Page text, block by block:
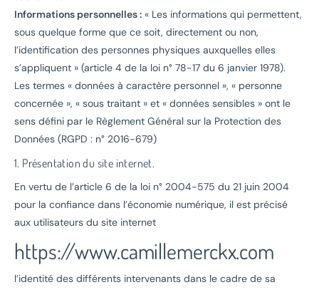
Informations personnelles : « Les informations qui permettent,
sous quelque forme que ce soit, directement ou non,
l’identification des personnes physiques auxquelles elles
s’appliquent » (article 4 de la loi n° 78-17 du 6 janvier 1978).
Les termes « données à caractère personnel », « personne
concernée », « sous traitant » et « données sensibles » ont le
sens défini par le Règlement Général sur la Protection des
Données (RGPD : n° 2016-679)
1. Présentation du site internet.
En vertu de l’article 6 de la loi n° 2004-575 du 21 juin 2004
pour la confiance dans l’économie numérique, il est précisé
aux utilisateurs du site internet
https://www.camillemerckx.com
l’identité des différents intervenants dans le cadre de sa